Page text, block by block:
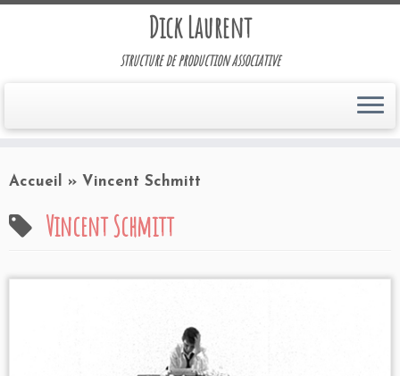
Dick Laurent
structure de production associative
Accueil » Vincent Schmitt
Vincent Schmitt